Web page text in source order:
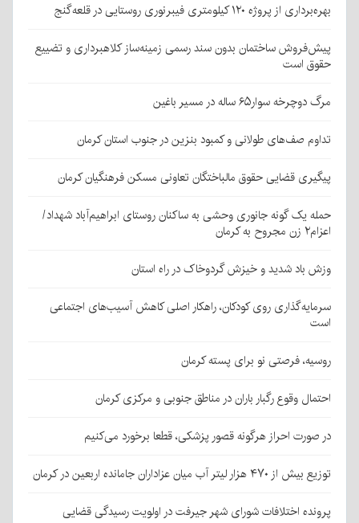
بهره‌برداری از پروژه ۱۲۰ کیلومتری فیبرنوری روستایی در قلعه‌گنج
پیش‌فروش ساختمان بدون سند رسمی زمینه‌ساز کلاهبرداری و تضییع
حقوق است
مرگ دوچرخه سوار۶۵ ساله در مسیر باغین
تداوم صف‌های طولانی و کمبود بنزین در جنوب استان کرمان
پیگیری قضایی حقوق مالباختگان تعاونی مسکن فرهنگیان کرمان
حمله یک گونه جانوری وحشی به ساکنان روستای ابراهیم‌آباد شهداد/
اعزام۲ زن مجروح به کرمان
وزش باد شدید و خیزش گردوخاک در راه استان
سرمایه‌گذاری روی کودکان، راهکار اصلی کاهش آسیب‌های اجتماعی
است
روسیه، فرصتی نو برای پسته کرمان
احتمال وقوع رگبار باران در مناطق جنوبی و مرکزی کرمان
در صورت احراز هرگونه قصور پزشکی، قطعا برخورد می‌کنیم
توزیع بیش از ۴۷۰ هزار لیتر آب میان عزاداران جامانده اربعین در کرمان
پرونده اختلافات شورای شهر جیرفت در اولویت رسیدگی قضایی